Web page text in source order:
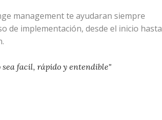
management te ayudaran siempre
de implementación, desde el inicio hasta
sea facil, rápido y entendible"